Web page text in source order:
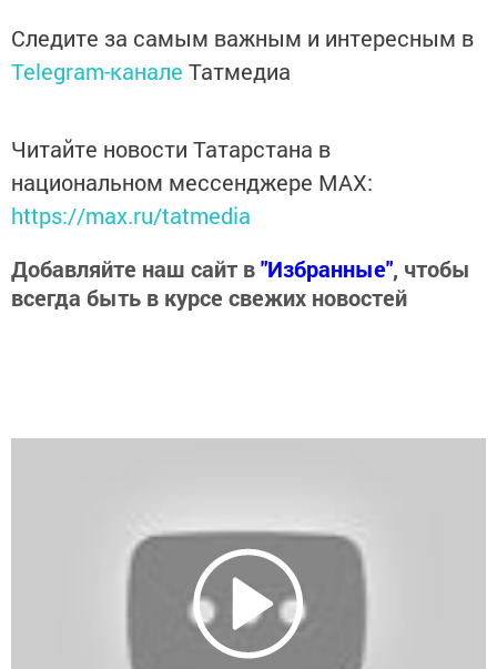
Следите за самым важным и интересным в
Telegram-канале Татмедиа
Читайте новости Татарстана в
национальном мессенджере MАХ:
https://max.ru/tatmedia
Добавляйте наш сайт в"Избранные", чтобы
всегда быть в курсе свежих новостей